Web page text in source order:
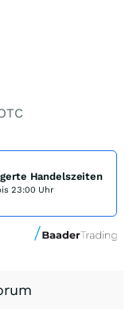
Handelszeiten
23:00 Uhr